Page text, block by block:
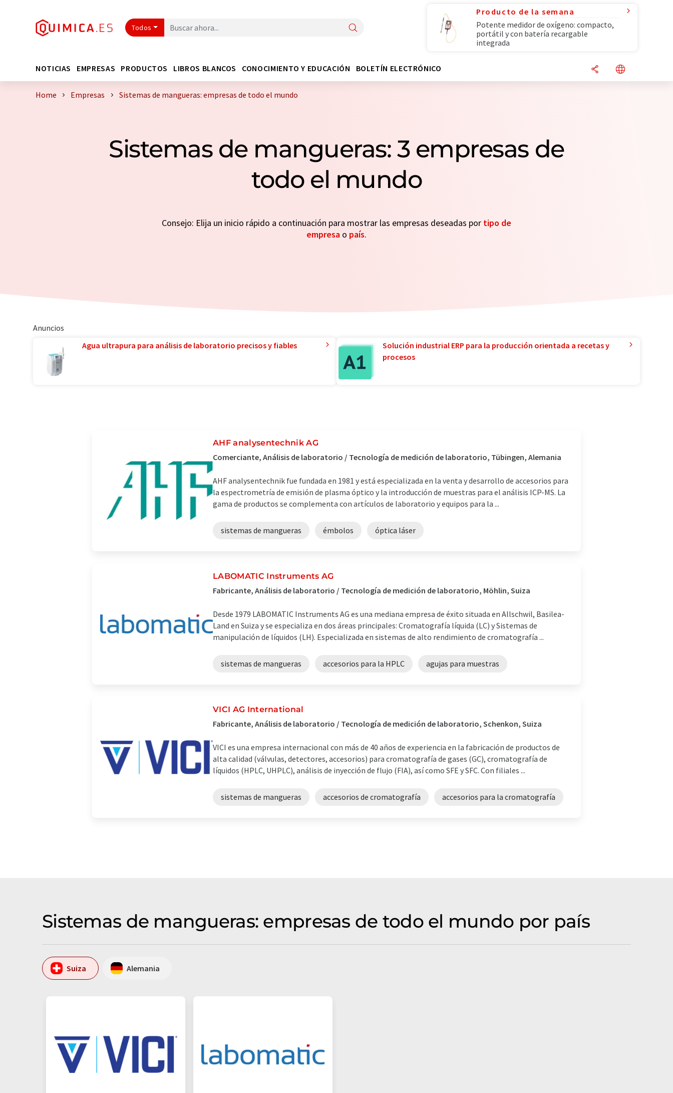
Todos
Producto de la semana
Potente medidor de oxígeno: compacto,
portátil y con batería recargable
integrada
NOTICIAS EMPRESAS PRODUCTOS LIBROS BLANCOS CONOCIMIENTO Y EDUCACIÓN BOLETÍN ELECTRÓNICO
Home Empresas Sistemas de mangueras: empresas de todo el mundo
Sistemas de mangueras: 3 empresas de
todo el mundo
Consejo: Elija un inicio rápido a continuación para mostrar las empresas deseadas por tipo de
empresa o país.
Anuncios
Agua ultrapura para análisis de laboratorio precisos y fiables
Solución industrial ERP para la producción orientada a recetas y
procesos
AHF analysentechnik AG
Comerciante, Análisis de laboratorio / Tecnología de medición de laboratorio, Tübingen, Alemania
AHF analysentechnik fue fundada en 1981 y está especializada en la venta y desarrollo de accesorios para
la espectrometría de emisión de plasma óptico y la introducción de muestras para el análisis ICP-MS. La
gama de productos se complementa con artículos de laboratorio y equipos para la ...
sistemas de mangueras émbolos óptica láser
LABOMATIC Instruments AG
Fabricante, Análisis de laboratorio / Tecnología de medición de laboratorio, Möhlin, Suiza
Desde 1979 LABOMATIC Instruments AG es una mediana empresa de éxito situada en Allschwil, Basilea-
Land en Suiza y se especializa en dos áreas principales: Cromatografía líquida (LC) y Sistemas de
manipulación de líquidos (LH). Especializada en sistemas de alto rendimiento de cromatografía ...
sistemas de mangueras accesorios para la HPLC agujas para muestras
VICI AG International
Fabricante, Análisis de laboratorio / Tecnología de medición de laboratorio, Schenkon, Suiza
VICI es una empresa internacional con más de 40 años de experiencia en la fabricación de productos de
alta calidad (válvulas, detectores, accesorios) para cromatografía de gases (GC), cromatografía de
líquidos (HPLC, UHPLC), análisis de inyección de flujo (FIA), así como SFE y SFC. Con filiales ...
sistemas de mangueras accesorios de cromatografía accesorios para la cromatografía
Sistemas de mangueras: empresas de todo el mundo por país
Suiza Alemania